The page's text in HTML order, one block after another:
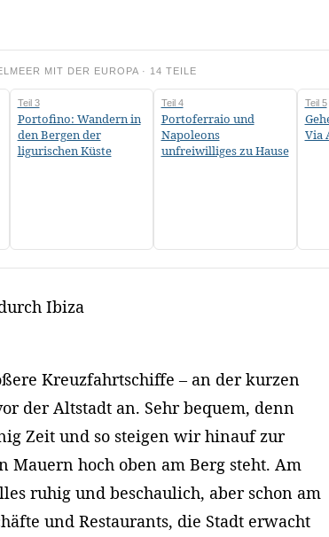
MIT DER EUROPA · 14 TEILE
Teil 3
Portofino: Wandern in
den Bergen der
ligurischen Küste
Teil 4
Portoferraio und
Napoleons
unfreiwilliges zu Hause
Teil 5
Via
Kreuzfahrtschiffe – an der kurzen
der Altstadt an. Sehr bequem, denn
Zeit und so steigen wir hinauf zur
hoch oben am Berg steht. Am
ruhig und beschaulich, aber schon am
und Restaurants, die Stadt erwacht